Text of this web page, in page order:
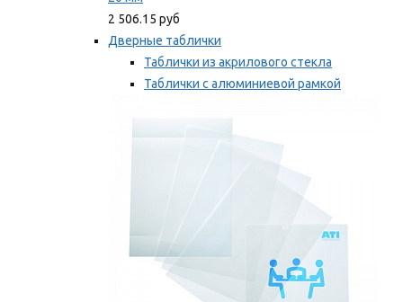
2 506.15 руб
Дверные таблички
Таблички из акрилового стекла
Таблички с алюминиевой рамкой